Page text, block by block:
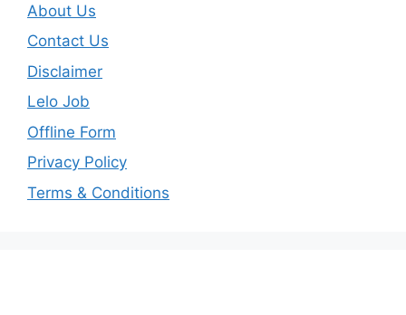
About Us
Contact Us
Disclaimer
Lelo Job
Offline Form
Privacy Policy
Terms & Conditions